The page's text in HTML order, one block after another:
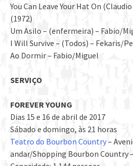
You Can Leave Your Hat On
(1972)
Um Asilo – (enfermeira) – Fabio/
I Will Survive – (Todos) – Fekaris/
Ao Dormir – Fabio/Miguel
SERVIÇO
FOREVER YOUNG
Dias 15 e 16 de abril de 2017
Sábado e domingo, às 21 horas
Teatro do Bourbon Country–
andar/Shopping Bourbon Country